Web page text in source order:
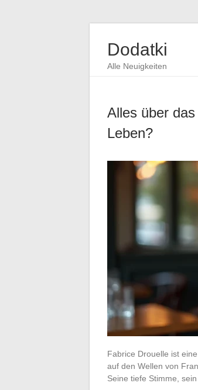
Dodatki
Alle Neuigkeiten
Alles über
Leben?
Fabrice Drouelle ist
auf den Wellen von
Seine tiefe Stimme,